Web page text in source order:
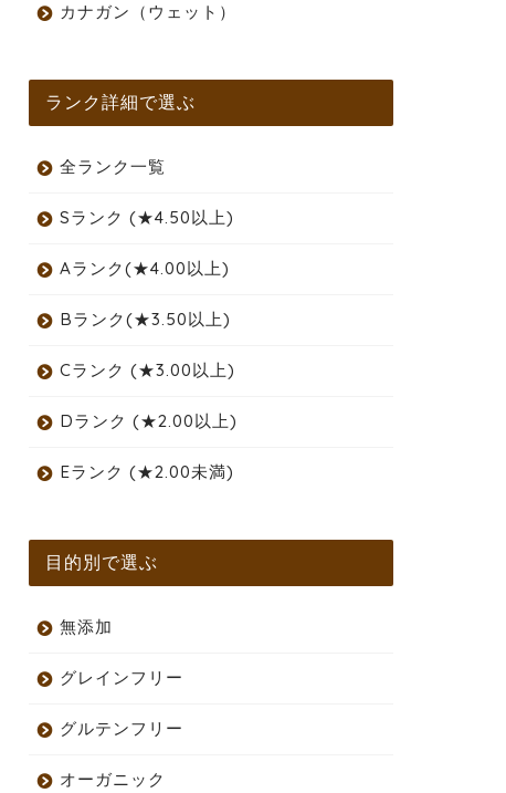
カナガン（ウェット）
ランク詳細で選ぶ
全ランク一覧
Sランク (★4.50以上)
Aランク(★4.00以上)
Bランク(★3.50以上)
Cランク (★3.00以上)
Dランク (★2.00以上)
Eランク (★2.00未満)
目的別で選ぶ
無添加
グレインフリー
グルテンフリー
オーガニック